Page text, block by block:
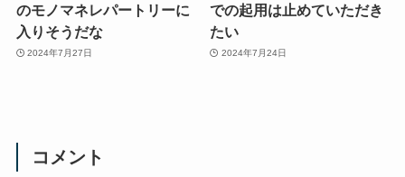
のモノマネレパートリーに
入りそうだな
2024年7月27日
での起用は止めていただき
たい
2024年7月24日
コメント